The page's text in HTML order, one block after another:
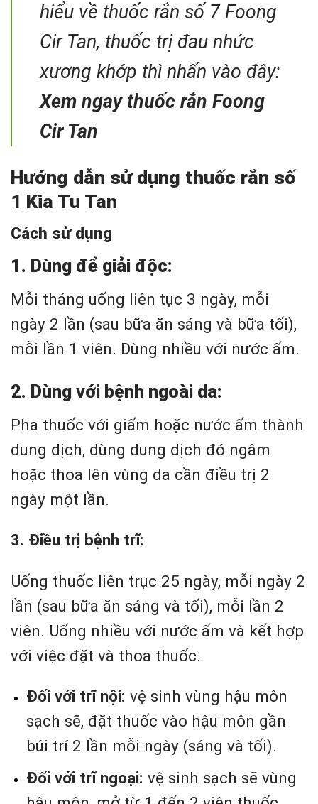
hiểu về thuốc rắn số 7 Foong
Cir Tan, thuốc trị đau nhức
xương khớp thì nhấn vào đây:
Xem ngay thuốc rắn Foong
Cir Tan
Hướng dẫn sử dụng thuốc rắn số
1 Kia Tu Tan
Cách sử dụng
1. Dùng để giải độc:
Mỗi tháng uống liên tục 3 ngày, mỗi
ngày 2 lần (sau bữa ăn sáng và bữa tối),
mỗi lần 1 viên. Dùng nhiều với nước ấm.
2. Dùng với bệnh ngoài da:
Pha thuốc với giấm hoặc nước ấm thành
dung dịch, dùng dung dịch đó ngâm
hoặc thoa lên vùng da cần điều trị 2
ngày một lần.
3. Điều trị bệnh trĩ:
Uống thuốc liên trục 25 ngày, mỗi ngày 2
lần (sau bữa ăn sáng và tối), mỗi lần 2
viên. Uống nhiều với nước ấm và kết hợp
với việc đặt và thoa thuốc.
Đối với trĩ nội: vệ sinh vùng hậu môn
sạch sẽ, đặt thuốc vào hậu môn gần
búi trí 2 lần mỗi ngày (sáng và tối).
Đối với trĩ ngoại: vệ sinh sạch sẽ vùng